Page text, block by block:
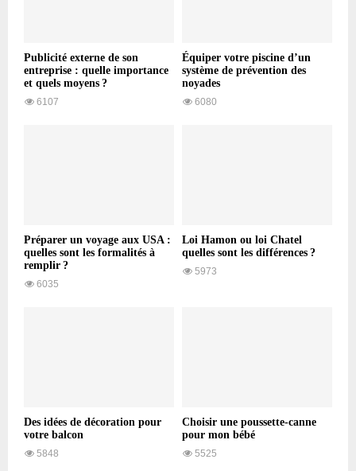
Publicité externe de son
entreprise : quelle importance
et quels moyens ?
6107
Équiper votre piscine d’un
système de prévention des
noyades
6080
Préparer un voyage aux USA :
quelles sont les formalités à
remplir ?
6035
Loi Hamon ou loi Chatel
quelles sont les différences ?
5973
Des idées de décoration pour
votre balcon
5848
Choisir une poussette-canne
pour mon bébé
5525